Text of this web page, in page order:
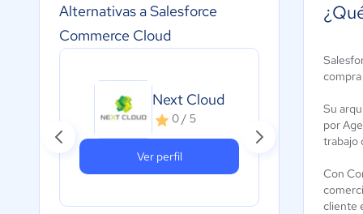
Alternativas a Salesforce
Commerce Cloud
Next Cloud
0 / 5
Ver perfil
Su
por
trabajo
Con
cliente